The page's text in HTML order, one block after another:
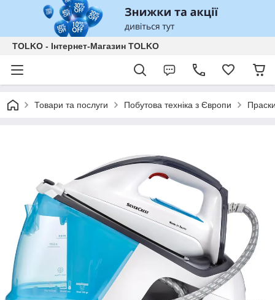
TOLKO - Інтернет-Магазин TOLKO
Товари та послуги Побутова техніка з Європи